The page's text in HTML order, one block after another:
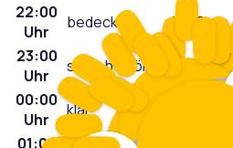
22:00
Uhr
bedeckt 17 °C
23:00
Uhr
stark bewölkt
00:00
Uhr
klar
01:00